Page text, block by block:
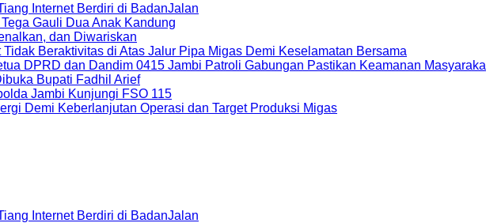
Internet Berdiri di BadanJalan
Gauli Dua Anak Kandung
dan Diwariskan
Beraktivitas di Atas Jalur Pipa Migas Demi Keselamatan Bersama
DPRD dan Dandim 0415 Jambi Patroli Gabungan Pastikan Keamanan Masyaraka
Bupati Fadhil Arief
Jambi Kunjungi FSO 115
Demi Keberlanjutan Operasi dan Target Produksi Migas
Internet Berdiri di BadanJalan